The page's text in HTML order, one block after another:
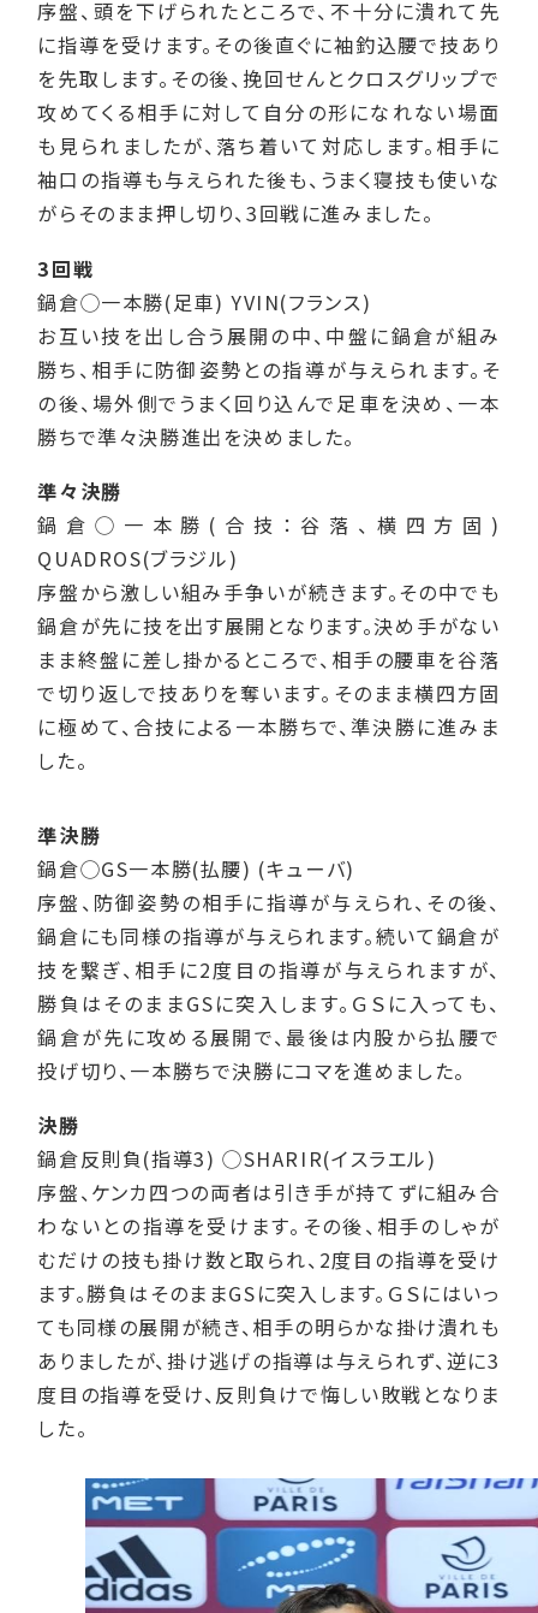
序盤、頭を下げられたところで、不十分に潰れて先
に指導を受けます。その後直ぐに袖釣込腰で技あり
を先取します。その後、挽回せんとクロスグリップで
攻めてくる相手に対して自分の形になれない場面
も見られましたが、落ち着いて対応します。相手に
袖口の指導も与えられた後も、うまく寝技も使いな
がらそのまま押し切り、3回戦に進みました。
3回戦
鍋倉◯一本勝(足車) YVIN(フランス)
お互い技を出し合う展開の中、中盤に鍋倉が組み
勝ち、相手に防御姿勢との指導が与えられます。そ
の後、場外側でうまく回り込んで足車を決め、一本
勝ちで準々決勝進出を決めました。
準々決勝
鍋倉◯一本勝(合技：谷落、横四方固)
QUADROS(ブラジル)
序盤から激しい組み手争いが続きます。その中でも
鍋倉が先に技を出す展開となります。決め手がない
まま終盤に差し掛かるところで、相手の腰車を谷落
で切り返しで技ありを奪います。そのまま横四方固
に極めて、合技による一本勝ちで、準決勝に進みま
した。
準決勝
鍋倉◯GS一本勝(払腰) (キューバ)
序盤、防御姿勢の相手に指導が与えられ、その後、
鍋倉にも同様の指導が与えられます。続いて鍋倉が
技を繋ぎ、相手に2度目の指導が与えられますが、
勝負はそのままGSに突入します。ＧＳに入っても、
鍋倉が先に攻める展開で、最後は内股から払腰で
投げ切り、一本勝ちで決勝にコマを進めました。
決勝
鍋倉反則負(指導3) ◯SHARIR(イスラエル)
序盤、ケンカ四つの両者は引き手が持てずに組み合
わないとの指導を受けます。その後、相手のしゃが
むだけの技も掛け数と取られ、2度目の指導を受け
ます。勝負はそのままGSに突入します。ＧＳにはいっ
ても同様の展開が続き、相手の明らかな掛け潰れも
ありましたが、掛け逃げの指導は与えられず、逆に3
度目の指導を受け、反則負けで悔しい敗戦となりま
した。